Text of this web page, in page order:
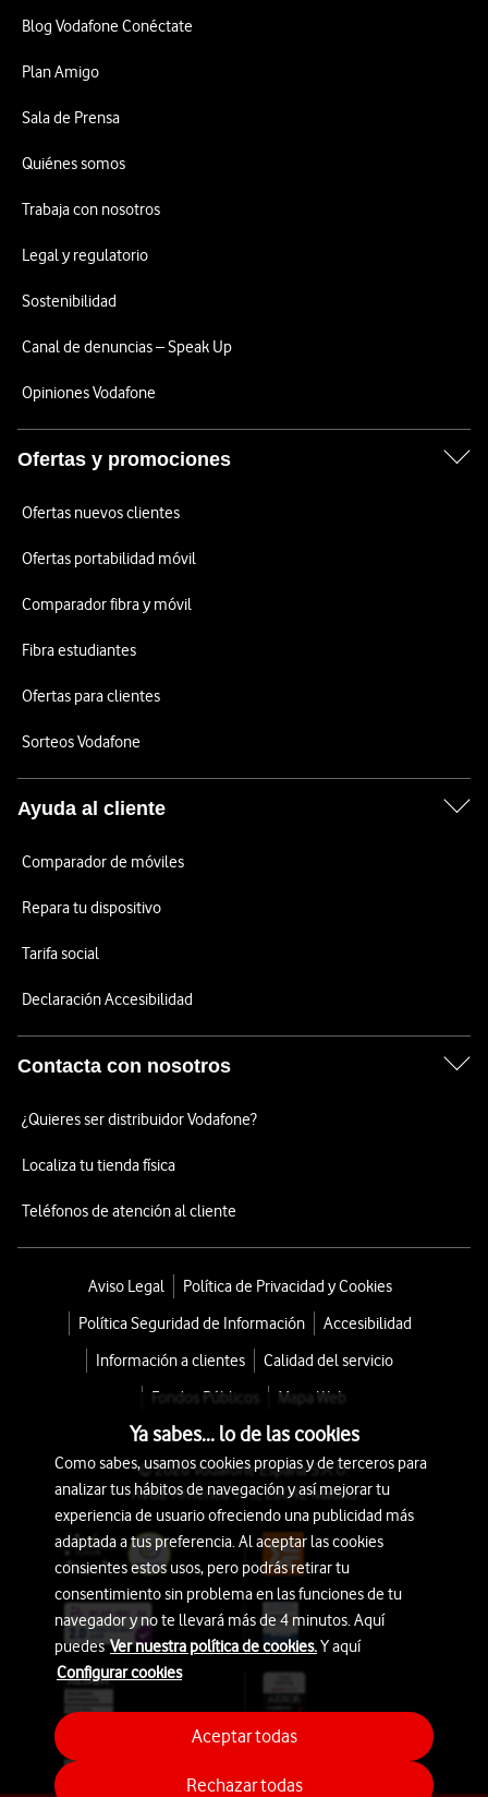
Blog Vodafone Conéctate
Plan Amigo
Sala de Prensa
Quiénes somos
Trabaja con nosotros
Legal y regulatorio
Sostenibilidad
Canal de denuncias – Speak Up
Opiniones Vodafone
Ofertas y promociones
Ofertas nuevos clientes
Ofertas portabilidad móvil
Comparador fibra y móvil
Fibra estudiantes
Ofertas para clientes
Sorteos Vodafone
Ayuda al cliente
Comparador de móviles
Repara tu dispositivo
Tarifa social
Declaración Accesibilidad
Contacta con nosotros
¿Quieres ser distribuidor Vodafone?
Localiza tu tienda física
Teléfonos de atención al cliente
Aviso Legal
Política de Privacidad y Cookies
Política Seguridad de Información
Accesibilidad
Información a clientes
Calidad del servicio
Fondos Públicos
Mapa Web
© 2026 Vodafone España S.A.U.
Avda. América 115, 28042 Madrid
Ya sabes... lo de las cookies
Como sabes, usamos cookies propias y de terceros para
analizar tus hábitos de navegación y así mejorar tu
experiencia de usuario ofreciendo una publicidad más
adaptada a tus preferencia. Al aceptar las cookies
consientes estos usos, pero podrás retirar tu
consentimiento sin problema en las funciones de tu
navegador y no te llevará más de 4 minutos. Aquí
puedesVer nuestra política de cookies.Y aquí
Configurar cookies
Rechazar todas
Aceptar todas